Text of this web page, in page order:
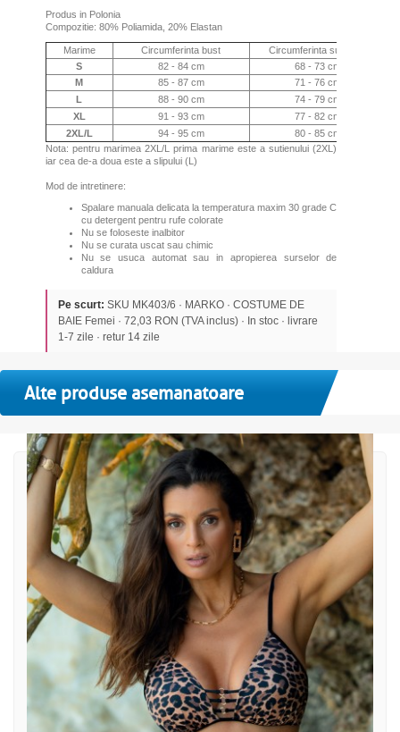
Produs in Polonia
Compozitie: 80% Poliamida, 20% Elastan
Marime Circumferinta bust
Circumferinta sub bust
S
82 - 84 cm
68 - 73 cm
M
85 - 87 cm
71 - 76 cm
L
88 - 90 cm
74 - 79 cm
XL
91 - 93 cm
77 - 82 cm
2XL/L 94 - 95 cm
80 - 85 cm
Nota: pentru marimea 2XL/L prima marime este a sutienului (2XL)
iar cea de-a doua este a slipului (L)
Mod de intretinere:
Spalare manuala delicata la temperatura maxim 30 grade C
cu detergent pentru rufe colorate
Nu se foloseste inalbitor
Nu se curata uscat sau chimic
Nu se usuca automat sau in apropierea surselor de
caldura
Pe scurt: SKU MK403/6 · MARKO · COSTUME DE
BAIE Femei · 72,03 RON (TVA inclus) · In stoc · livrare
1-7 zile · retur 14 zile
Alte produse asemanatoare